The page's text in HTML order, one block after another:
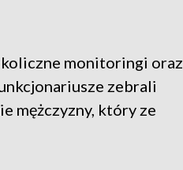
monitoringi oraz
zebrali
mężczyzny, który ze